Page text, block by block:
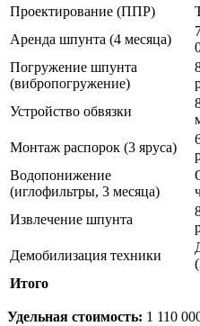
Проектирование (ППР)
Аренда шпунта (4 месяца)
Погружение шпунта
(вибропогружение)
Устройство обвязки
Монтаж распорок (3 яруса)
Водопонижение
(иглофильтры, 3 месяца)
Извлечение шпунта
Демобилизация техники
Итого
Удельная стоимость: 1 110